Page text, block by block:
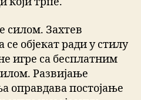
силом. Захтев
се објекат ради у стилу
игре са бесплатним
Развијање
постојање